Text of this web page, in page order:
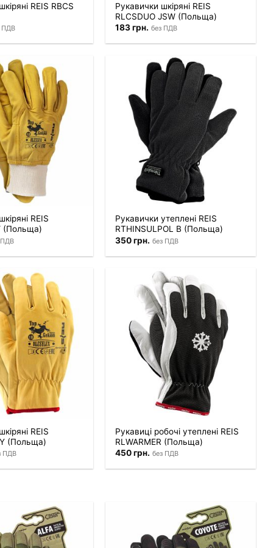
REIS RBCS
ПДВ
Рукавички шкіряні REIS
RLCSDUO JSW (Польща)
183грн. без ПДВ
REIS
(Польща)
ПДВ
Рукавички утеплені REIS
RTHINSULPOL B (Польща)
350грн. без ПДВ
REIS
(Польща)
ПДВ
Рукавиці робочі утеплені REIS
RLWARMER (Польща)
450грн. без ПДВ